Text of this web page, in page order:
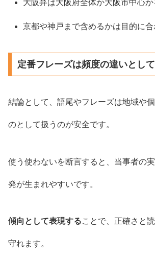
大阪弁は大阪府全体か大阪市中心か
京都や神戸まで含めるかは目的に合
定番フレーズは頻度の違いとして
結論として、語尾やフレーズは地域や
のとして扱うのが安全です。
使う使わないを断言すると、当事者の
発が生まれやすいです。
傾向として表現することで、正確さと
守れます。